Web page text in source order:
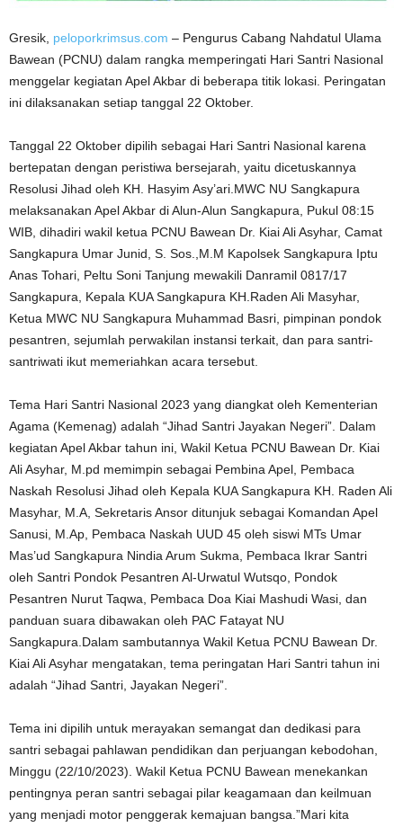
Gresik, peloporkrimsus.com – Pengurus Cabang Nahdatul Ulama
Bawean (PCNU) dalam rangka memperingati Hari Santri Nasional
menggelar kegiatan Apel Akbar di beberapa titik lokasi. Peringatan
ini dilaksanakan setiap tanggal 22 Oktober.
Tanggal 22 Oktober dipilih sebagai Hari Santri Nasional karena
bertepatan dengan peristiwa bersejarah, yaitu dicetuskannya
Resolusi Jihad oleh KH. Hasyim Asy’ari.MWC NU Sangkapura
melaksanakan Apel Akbar di Alun-Alun Sangkapura, Pukul 08:15
WIB, dihadiri wakil ketua PCNU Bawean Dr. Kiai Ali Asyhar, Camat
Sangkapura Umar Junid, S. Sos.,M.M Kapolsek Sangkapura Iptu
Anas Tohari, Peltu Soni Tanjung mewakili Danramil 0817/17
Sangkapura, Kepala KUA Sangkapura KH.Raden Ali Masyhar,
Ketua MWC NU Sangkapura Muhammad Basri, pimpinan pondok
pesantren, sejumlah perwakilan instansi terkait, dan para santri-
santriwati ikut memeriahkan acara tersebut.
Tema Hari Santri Nasional 2023 yang diangkat oleh Kementerian
Agama (Kemenag) adalah “Jihad Santri Jayakan Negeri”. Dalam
kegiatan Apel Akbar tahun ini, Wakil Ketua PCNU Bawean Dr. Kiai
Ali Asyhar, M.pd memimpin sebagai Pembina Apel, Pembaca
Naskah Resolusi Jihad oleh Kepala KUA Sangkapura KH. Raden Ali
Masyhar, M.A, Sekretaris Ansor ditunjuk sebagai Komandan Apel
Sanusi, M.Ap, Pembaca Naskah UUD 45 oleh siswi MTs Umar
Mas’ud Sangkapura Nindia Arum Sukma, Pembaca Ikrar Santri
oleh Santri Pondok Pesantren Al-Urwatul Wutsqo, Pondok
Pesantren Nurut Taqwa, Pembaca Doa Kiai Mashudi Wasi, dan
panduan suara dibawakan oleh PAC Fatayat NU
Sangkapura.Dalam sambutannya Wakil Ketua PCNU Bawean Dr.
Kiai Ali Asyhar mengatakan, tema peringatan Hari Santri tahun ini
adalah “Jihad Santri, Jayakan Negeri”.
Tema ini dipilih untuk merayakan semangat dan dedikasi para
santri sebagai pahlawan pendidikan dan perjuangan kebodohan,
Minggu (22/10/2023). Wakil Ketua PCNU Bawean menekankan
pentingnya peran santri sebagai pilar keagamaan dan keilmuan
yang menjadi motor penggerak kemajuan bangsa.”Mari kita